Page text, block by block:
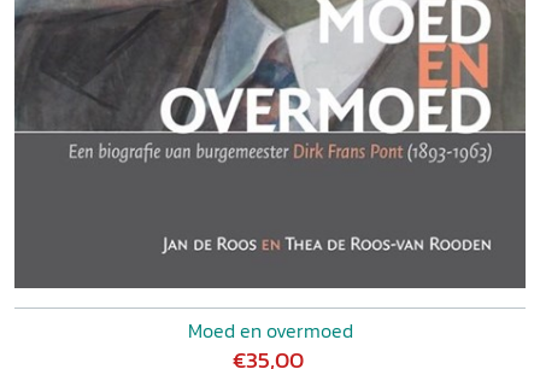
Moed en overmoed
€35,00